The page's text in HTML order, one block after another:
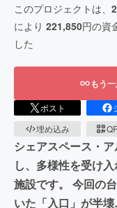
このプロジェクトは、
により 221,850円の資
した
もう
ポスト
埋め込み
シェアスペース・
し、多様性を受け
施設です。 今回の
いた「入口」が半